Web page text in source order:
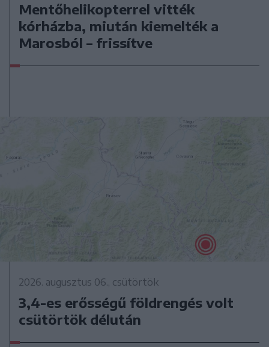
Mentőhelikopterrel vitték
kórházba, miután kiemelték a
Marosból – frissítve
2026. augusztus 06., csütörtök
3,4-es erősségű földrengés volt
csütörtök délután